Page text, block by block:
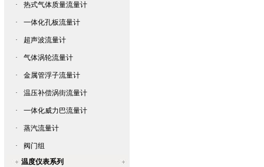
· 热式气体质量流量计
· 一体化孔板流量计
· 超声波流量计
· 气体涡轮流量计
· 金属管浮子流量计
· 温压补偿涡街流量计
· 一体化威力巴流量计
· 蒸汽流量计
·
阀门组
温度仪表系列